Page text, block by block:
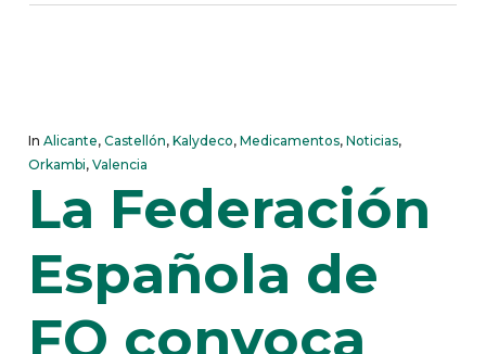
In Alicante, Castellón, Kalydeco, Medicamentos, Noticias,
Orkambi, Valencia
La Federación
Española de
FQ convoca